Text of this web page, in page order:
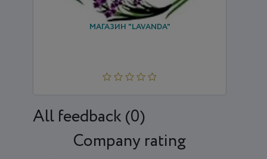
МАГАЗИН "LAVANDA"
All feedback (0)
Company rating